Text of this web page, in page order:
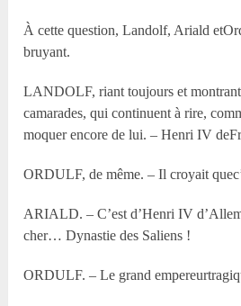
À cette question, Landolf, Ariald
bruyant.
LANDOLF, riant toujours et
camarades, qui continuent à rire,
moquer encore de lui. – Henri IV
ORDULF, de même. – Il croyait
ARIALD. – C’est d’Henri IV
cher… Dynastie des Saliens !
ORDULF. – Le grand